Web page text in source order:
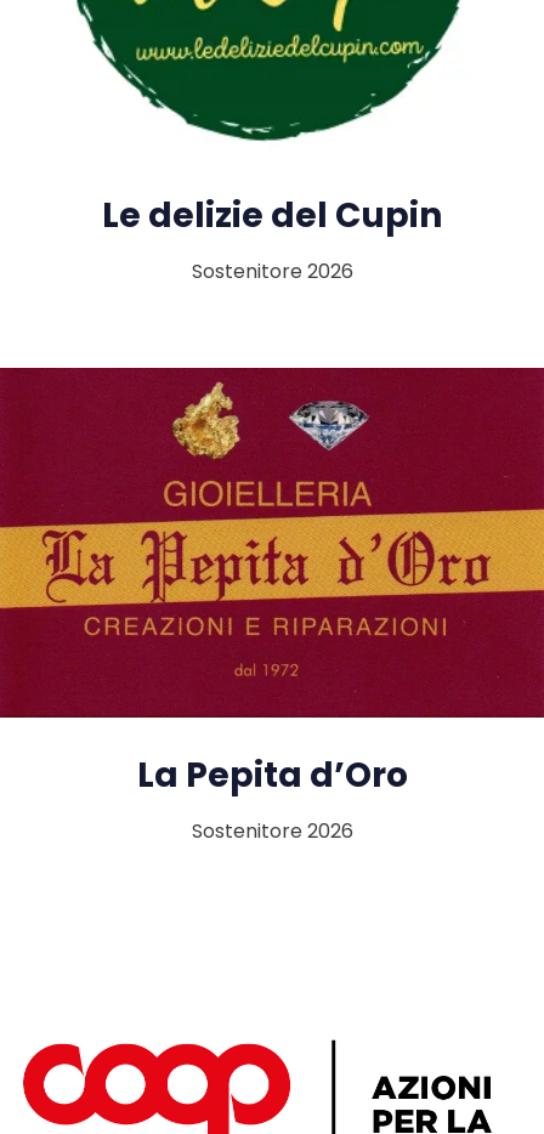
Le delizie del Cupin
Sostenitore 2026
La Pepita d’Oro
Sostenitore 2026